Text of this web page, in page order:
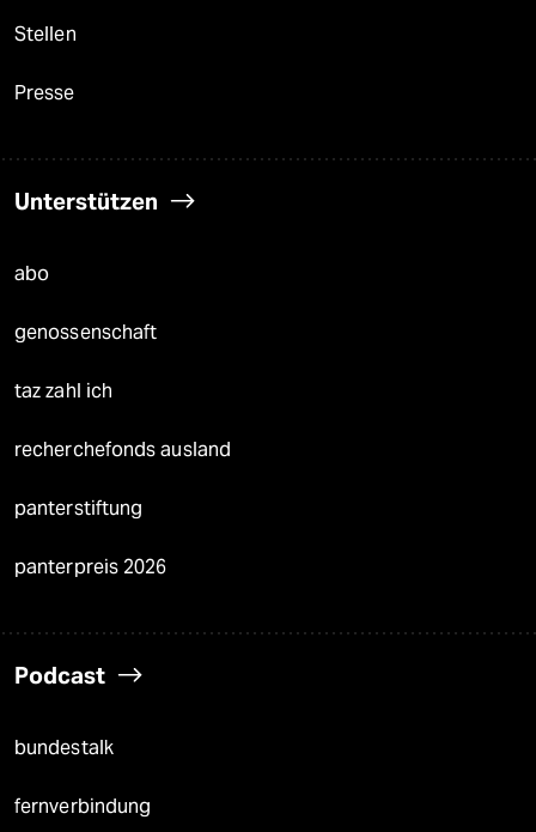
Stellen
Presse
Unterstützen
abo
genossenschaft
taz zahl ich
recherchefonds ausland
panterstiftung
panterpreis 2026
Podcast
bundestalk
fernverbindung